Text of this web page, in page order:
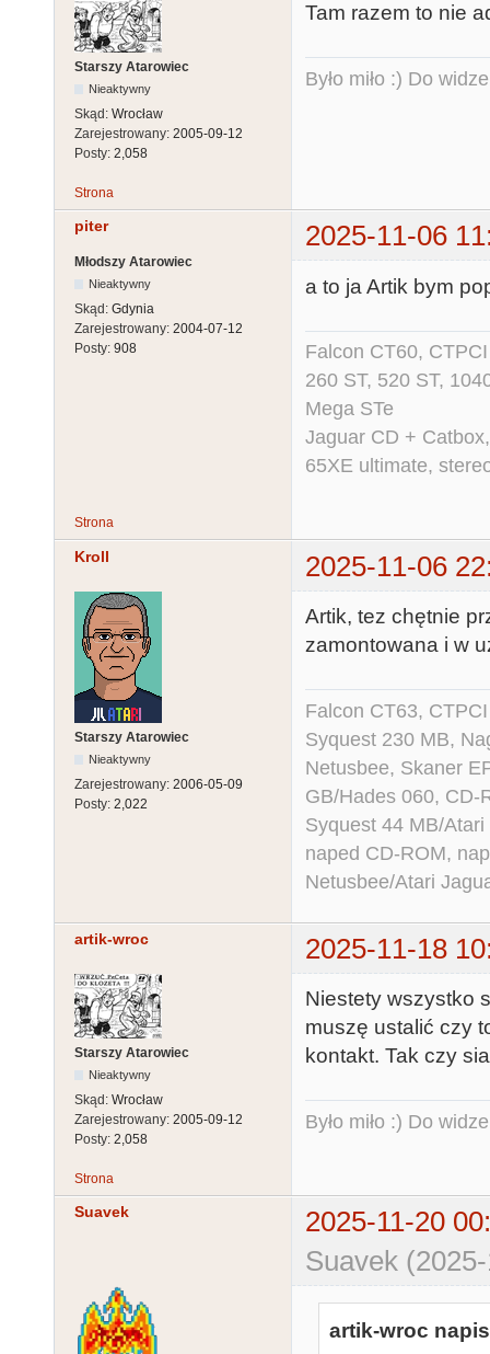
Starszy Atarowiec
Nieaktywny
Skąd: Wrocław
Zarejestrowany: 2005-09-12
Posty: 2,058
Tam razem to nie
Było miło :) Do
Strona
piter 2025-11-06
Młodszy Atarowiec
Nieaktywny
Skąd: Gdynia
Zarejestrowany: 2004-07-12
Posty: 908
a to ja Artik bym
Falcon CT60,
260 ST, 520 ST,
Mega STe
Jaguar CD +
65XE ultimate,
Strona
Kroll 2025-11-06
Starszy Atarowiec
Nieaktywny
Zarejestrowany: 2006-05-09
Posty: 2,022
Artik, tez chętnie
zamontowana i w
Falcon CT63,
Syquest 230 MB,
Netusbee, Skaner
GB/Hades 060, CD-
Syquest 44 MB/
naped CD-ROM,
Netusbee/Atari
artik-wroc 2025-11-18
Starszy Atarowiec
Nieaktywny
Skąd: Wrocław
Zarejestrowany: 2005-09-12
Posty: 2,058
Niestety wszystko
muszę ustalić czy
kontakt. Tak czy
Było miło :) Do
Strona
Suavek
2025-11-20
Suavek
artik-wroc